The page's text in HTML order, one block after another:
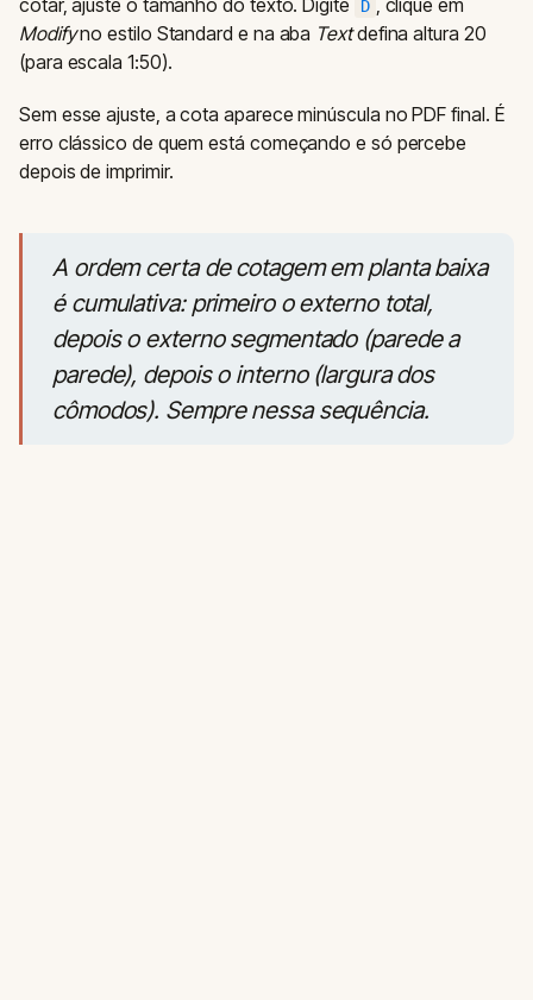
cotar, ajuste o tamanho do texto. Digite
D , clique em
Modifyno estilo Standard e na aba Textdefina altura 20
(para escala 1:50).
Sem esse ajuste, a cota aparece minúscula no PDF final. É
erro clássico de quem está começando e só percebe
depois de imprimir.
A ordem certa de cotagem em planta baixa
é cumulativa: primeiro o externo total,
depois o externo segmentado (parede a
parede), depois o interno (largura dos
cômodos). Sempre nessa sequência.